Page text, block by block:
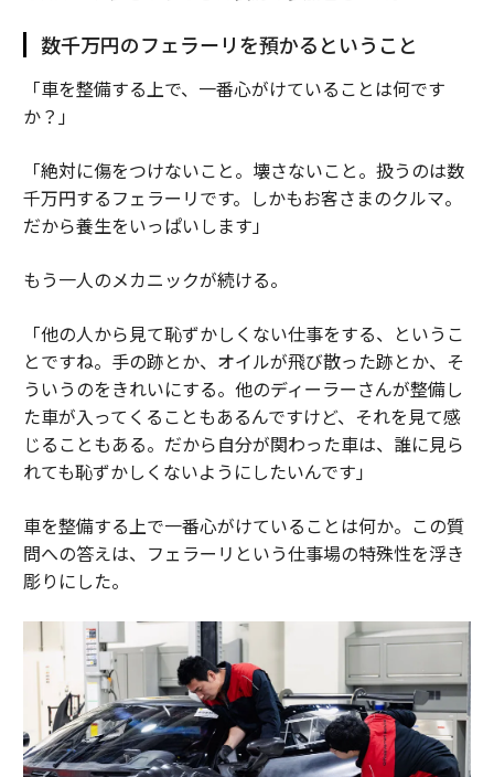
数千万円のフェラーリを預かるということ
「車を整備する上で、一番心がけていることは何です
か？」
「絶対に傷をつけないこと。壊さないこと。扱うのは数
千万円するフェラーリです。しかもお客さまのクルマ。
だから養生をいっぱいします」
もう一人のメカニックが続ける。
「他の人から見て恥ずかしくない仕事をする、というこ
とですね。手の跡とか、オイルが飛び散った跡とか、そ
ういうのをきれいにする。他のディーラーさんが整備し
た車が入ってくることもあるんですけど、それを見て感
じることもある。だから自分が関わった車は、誰に見ら
れても恥ずかしくないようにしたいんです」
車を整備する上で一番心がけていることは何か。この質
問への答えは、フェラーリという仕事場の特殊性を浮き
彫りにした。